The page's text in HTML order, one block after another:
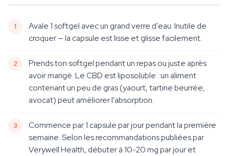
Avale 1 softgel avec un grand verre d'eau. Inutile de
croquer — la capsule est lisse et glisse facilement.
Prends ton softgel pendant un repas ou juste après
avoir mangé. Le CBD est liposoluble : un aliment
contenant un peu de gras (yaourt, tartine beurrée,
avocat) peut améliorer l'absorption.
Commence par 1 capsule par jour pendant la première
semaine. Selon les recommandations publiées par
Verywell Health, débuter à 10-20 mg par jour et